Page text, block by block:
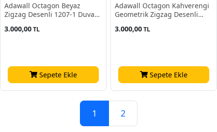
Adawall Octagon Beyaz
Zigzag Desenli 1207-1 Duvar
3.000,00TL
Sepete Ekle
Adawall Octagon Kahverengi
Geometrik Zigzag Desenli
3.000,00TL
Sepete Ekle
1 2